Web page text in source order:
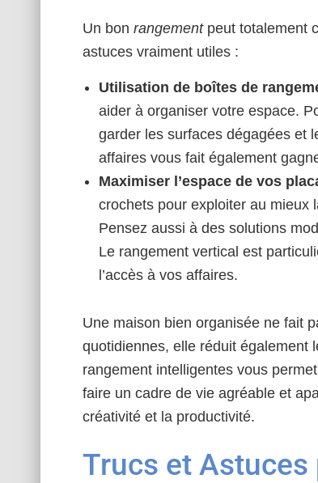
Un bon rangementpeut totalement
astuces vraiment utiles :
Utilisation de boîtes de
aider à organiser votre espace.
garder les surfaces dégagées et
affaires vous fait également
Maximiser l’espace de vos
crochets pour exploiter au mieux
Pensez aussi à des solutions
Le rangement vertical est
l’accès à vos affaires.
Une maison bien organisée ne fait
quotidiennes, elle réduit également
rangement intelligentes vous
faire un cadre de vie agréable et
créativité et la productivité.
Trucs et